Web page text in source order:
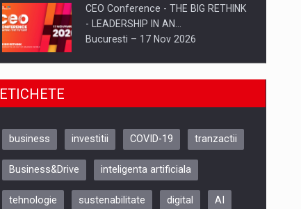
CEO Conference - THE BIG RETHINK
- LEADERSHIP IN AN…
Bucuresti – 17 Nov 2026
Be Inspired. Make it Happen!, CLUJ, 9
ARTEMIS LETO, ORADEA, 8
Oradea – 8 Oct 2026
ETICHETE
business investitii COVID-19 tranzactii
Business&Drive inteligenta artificiala
tehnologie sustenabilitate digital AI